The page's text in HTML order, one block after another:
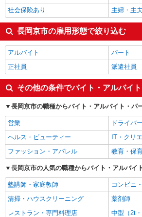
社会保険あり
主婦・主
長岡京市の雇用形態で絞り込む
アルバイト
パート
正社員
派遣社員
その他の条件でバイト・アルバイ
長岡京市の職種からバイト・アルバイト・パ
営業
ドライバ
ヘルス・ビューティー
IT・クリ
ファッション・アパレル
教育・保
長岡京市の人気の職種からバイト・アルバイ
塾講師・家庭教師
コンビニ
清掃・ハウスクリーニング
薬剤師
レストラン・専門料理店
中型（2t